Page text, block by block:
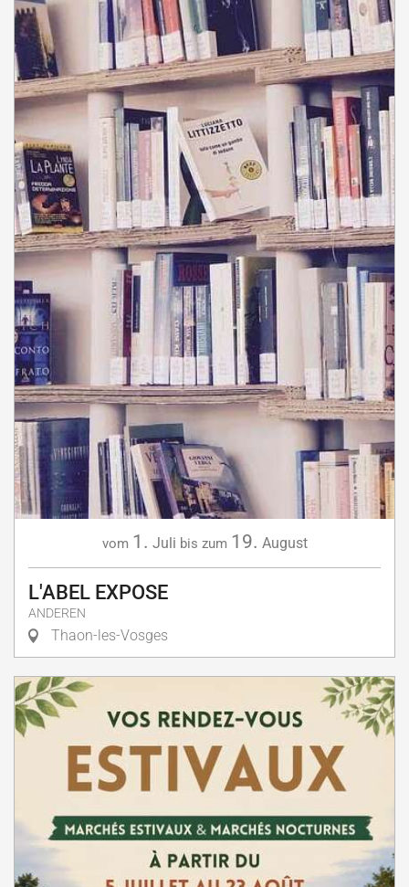
vom 1. Juli bis zum 19. August
L'ABEL EXPOSE
ANDEREN
Thaon-les-Vosges